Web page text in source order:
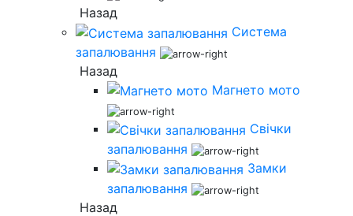
Назад
Система
запалювання
Назад
Магнето мото
Свічки
запалювання
Замки
запалювання
Назад